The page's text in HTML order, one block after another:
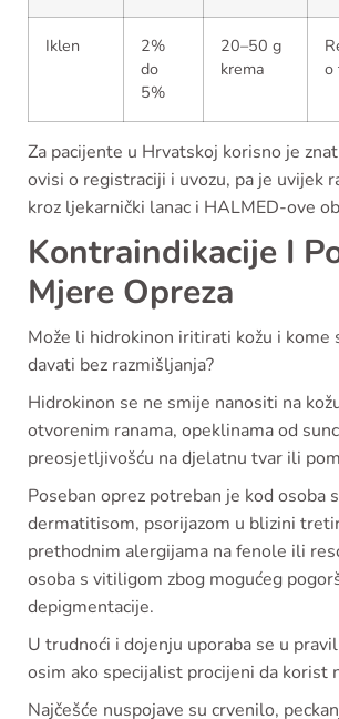
Iklen
2%
do
5%
20–50 g
krema
o
Za pacijente u Hrvatskoj korisno je
ovisi o registraciji i uvozu, pa je uvijek
kroz ljekarnički lanac i HALMED-ove
Kontraindikacije I
Mjere Opreza
Može li hidrokinon iritirati kožu i kome
davati bez razmišljanja?
Hidrokinon se ne smije nanositi na
otvorenim ranama, opeklinama od
preosjetljivošću na djelatnu tvar ili
Poseban oprez potreban je kod osoba
dermatitisom, psorijazom u blizini
prethodnim alergijama na fenole ili
osoba s vitiligom zbog mogućeg
depigmentacije.
U trudnoći i dojenju uporaba se u
osim ako specijalist procijeni da korist
Najčešće nuspojave su crvenilo,